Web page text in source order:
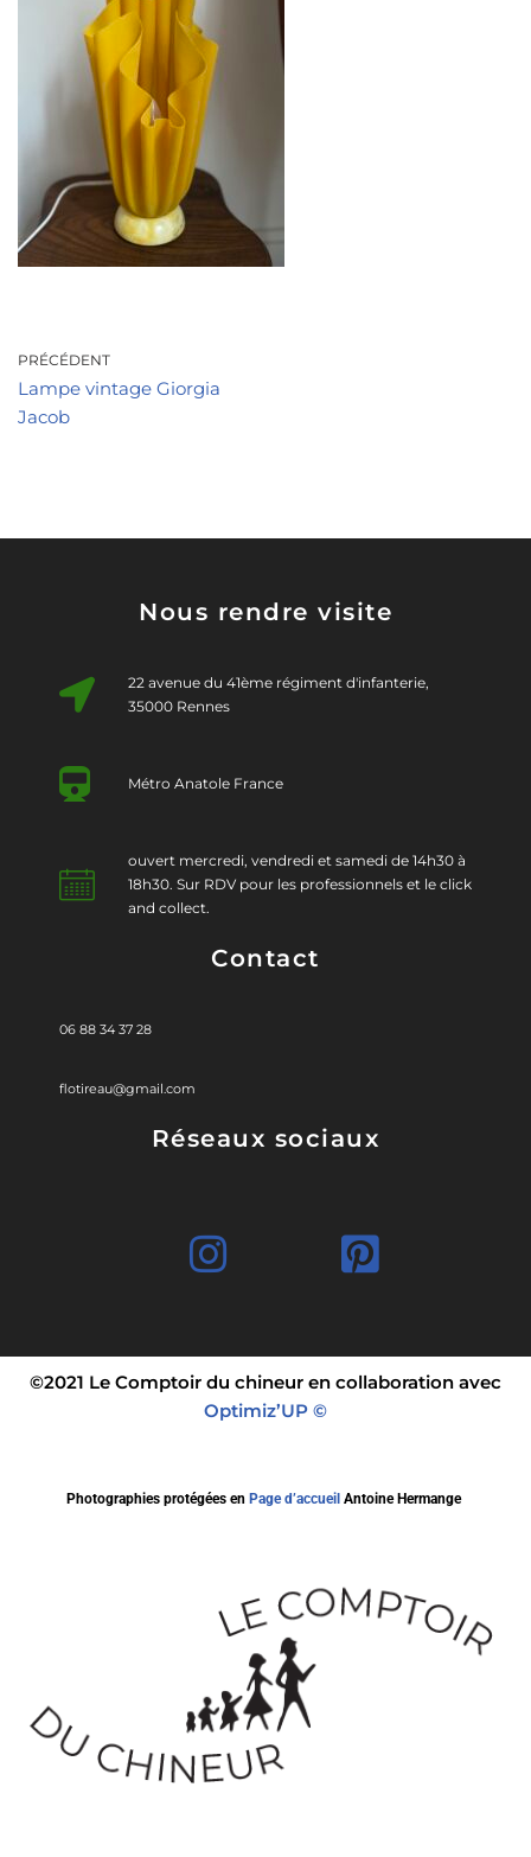
PRÉCÉDENT
Lampe vintage Giorgia
Jacob
Nous rendre visite
22 avenue du 41ème régiment d'infanterie,
35000 Rennes
Métro Anatole France
ouvert mercredi, vendredi et samedi de 14h30 à
18h30. Sur RDV pour les professionnels et le click
and collect.
Contact
06 88 34 37 28
flotireau@gmail.com
Réseaux sociaux
©2021 Le Comptoir du chineur en collaboration avec
Optimiz’UP ©
Photographies protégées en Page d’accueil Antoine Hermange